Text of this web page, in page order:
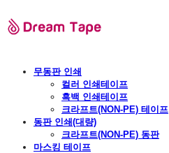
무동판 인쇄
컬러 인쇄테이프
흑백 인쇄테이프
크라프트(NON-PE) 테이프
동판 인쇄(대량)
크라프트(NON-PE) 동판
마스킹 테이프